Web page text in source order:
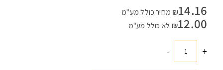
₪14.16
מחיר כולל מע"מ
₪12.00 לא כולל מע"מ
+כמות
-